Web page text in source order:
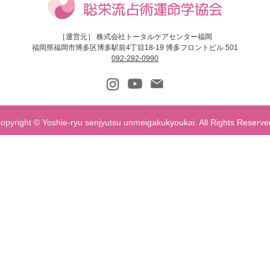
［運営元］ 株式会社トータルケアセンター福岡
福岡県福岡市博多区博多駅前4丁目18-19 博多フロントビル 501
092-292-0990
© Yoshie-ryu senjyutsu unmeigakukyoukai. All Rights